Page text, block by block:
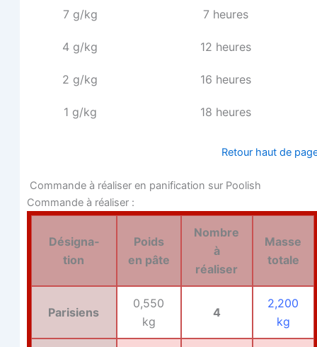
7 g/kg 7 heures
4 g/kg 12 heures
2 g/kg 16 heures
1 g/kg 18 heures
Retour haut de
Com­mande à réa­li­ser en pani­fi­ca­tion sur Poolish
Com­mande à réaliser :
Dési­gna­
tion
Poids
en pâte
Nombre
à
réaliser
Masse
totale
Pari­siens
0,550
kg
4
2,200
kg